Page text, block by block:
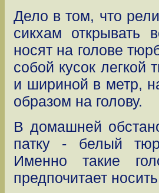
Дело в том, что
сикхам открывать
носят на голове
собой кусок легкой
и шириной в метр,
образом на голову.
В домашней
патку - белый
Именно такие
предпочитает